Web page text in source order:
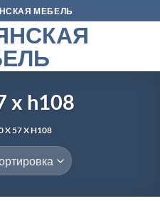
МЕБЕЛЬ
x h108
X 57 X H108